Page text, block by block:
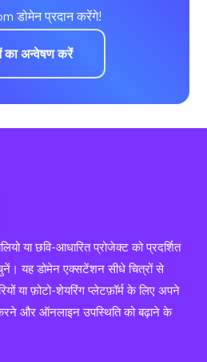
डोमेन प्रदान करेंगे!
का अन्वेषण करें
या छवि-आधारित प्रोजेक्ट को प्रदर्शित
यह डोमेन एक्सटेंशन सीधे चित्रों से
या फ़ोटो-शेयरिंग प्लेटफ़ॉर्म के लिए अपने
और ऑनलाइन उपस्थिति को बढ़ाने के